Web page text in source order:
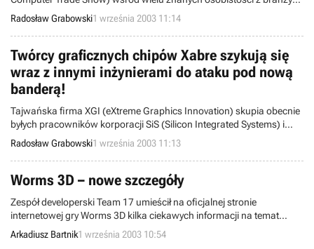
elektroniczno-rozrywkowej obecny był również Hideo Kojima, czyli
ojciec kultowej sagi Metal Gear. Słynny pracownik korporacji Konami
wypowiedział się m.in. na temat przyszłości wspomnianego cyklu.
Radosław Grabowski1 września 2003 11:14
Twórcy graficznych chipów Xabre szykują się
wraz z innymi inżynierami do ataku pod nową
banderą!
Tajwańska firma XGI (eXtreme Graphics Innovation) skupia obecnie
byłych pracowników korporacji SiS (Silicon Integrated Systems) i
Trident. Zatrudnieni inżynierowie podzieleni są na dwie niezależne
grupy i opracowują nowe linie PeCetowych procesorów graficznych,
mających konkurować z produktami marki ATI Technologies i
nVidia.
Radosław Grabowski1 września 2003 11:13
Worms 3D – nowe szczegóły
Zespół developerski Team 17 umieścił na oficjalnej stronie
internetowej gry Worms 3D kilka ciekawych informacji na temat
stanu zaawansowania prac nad wspomnianym tytułem. Nowa
odsłona rzeczonej produkcji będzie swoistym przełomem w historii
Arkadiusz Bartnik1 września 2003 10:54